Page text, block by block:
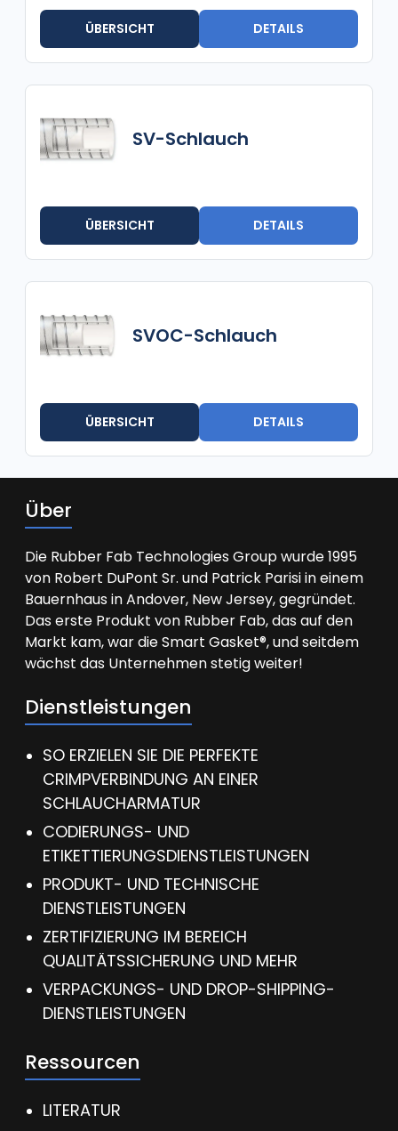
ÜBERSICHT DETAILS
SV-Schlauch
ÜBERSICHT DETAILS
SVOC-Schlauch
ÜBERSICHT DETAILS
Über
Die Rubber Fab Technologies Group wurde 1995
von Robert DuPont Sr. und Patrick Parisi in einem
Bauernhaus in Andover, New Jersey, gegründet.
Das erste Produkt von Rubber Fab, das auf den
Markt kam, war die Smart Gasket®, und seitdem
wächst das Unternehmen stetig weiter!
Dienstleistungen
SO ERZIELEN SIE DIE PERFEKTE
CRIMPVERBINDUNG AN EINER
SCHLAUCHARMATUR
CODIERUNGS- UND
ETIKETTIERUNGSDIENSTLEISTUNGEN
PRODUKT- UND TECHNISCHE
DIENSTLEISTUNGEN
ZERTIFIZIERUNG IM BEREICH
QUALITÄTSSICHERUNG UND MEHR
VERPACKUNGS- UND DROP-SHIPPING-
DIENSTLEISTUNGEN
Ressourcen
LITERATUR